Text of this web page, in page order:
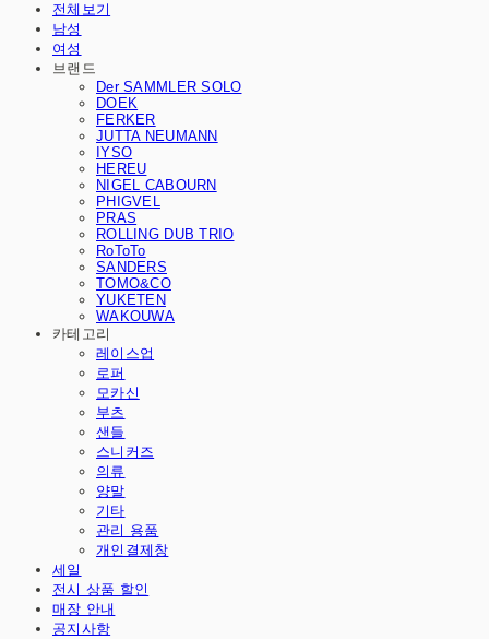
전체보기
남성
여성
브랜드
Der SAMMLER SOLO
DOEK
FERKER
JUTTA NEUMANN
IYSO
HEREU
NIGEL CABOURN
PHIGVEL
PRAS
ROLLING DUB TRIO
RoToTo
SANDERS
TOMO&CO
YUKETEN
WAKOUWA
카테고리
레이스업
로퍼
모카신
부츠
샌들
스니커즈
의류
양말
기타
관리 용품
개인결제창
세일
전시 상품 할인
매장 안내
공지사항